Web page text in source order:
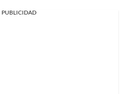
PUBLICIDAD